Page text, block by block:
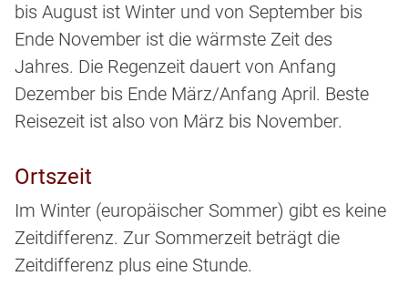
bis August ist Winter und von September bis
Ende November ist die wärmste Zeit des
Jahres. Die Regenzeit dauert von Anfang
Dezember bis Ende März/Anfang April. Beste
Reisezeit ist also von März bis November.
Ortszeit
Im Winter (europäischer Sommer) gibt es keine
Zeitdifferenz. Zur Sommerzeit beträgt die
Zeitdifferenz plus eine Stunde.